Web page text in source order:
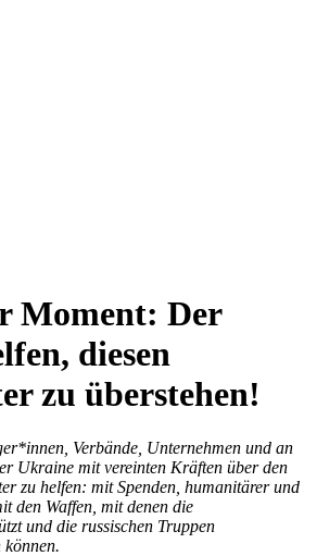
Moment: Der
diesen
zu überstehen!
Verbände, Unternehmen und an
Ukraine mit vereinten Kräften über den
zu helfen: mit Spenden, humanitärer und
den Waffen, mit denen die
und die russischen Truppen
können.